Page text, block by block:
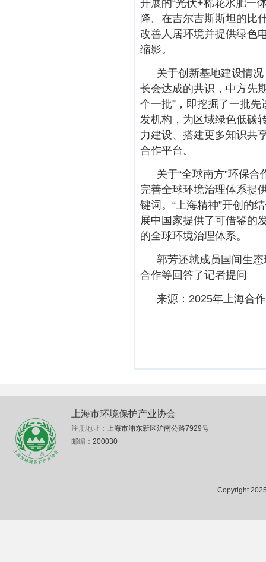
开展的“光伏+棉花水肥一
降。在吉尔吉斯斯坦的比
改善人居环境并提供绿色
缩影。
关于创新基地建设情
长会达成的共识，中方先
个一批”，即挖掘了一批
发机构，为区域绿色低碳
力建设、搭建更多知识共
合作平台。
关于“全球南方”环保
完善全球环境治理体系提
键词。“上海精神”开创的
展中国家提供了可借鉴的
的全球环境治理体系。
郭芳还就成员国间生
合作等回答了记者提问
来源：2025年上海合
上海市环境保护产业协会
注册地址： 上海市浦东新区沪南公路7929号
邮编： 200030
Copyright